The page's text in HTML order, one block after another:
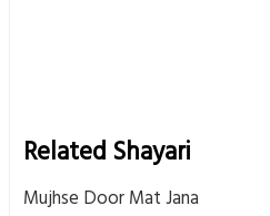
Related Shayari
Mujhse Door Mat Jana